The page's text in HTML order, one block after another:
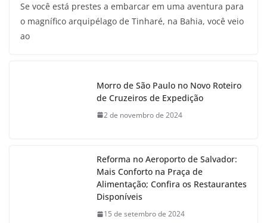
Se você está prestes a embarcar em uma aventura para
o magnífico arquipélago de Tinharé, na Bahia, você veio
ao
Morro de São Paulo no Novo Roteiro
de Cruzeiros de Expedição
2 de novembro de 2024
Reforma no Aeroporto de Salvador:
Mais Conforto na Praça de
Alimentação; Confira os Restaurantes
Disponíveis
15 de setembro de 2024